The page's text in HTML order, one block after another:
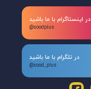
در اینستاگرام با ما باشید
@soodplus
در تلگرام با ما باشید
@sood_plus